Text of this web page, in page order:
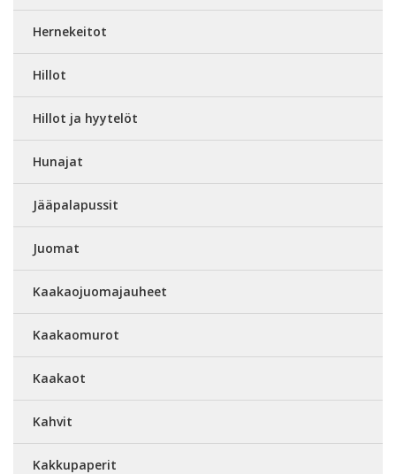
Hernekeitot
Hillot
Hillot ja hyytelöt
Hunajat
Jääpalapussit
Juomat
Kaakaojuomajauheet
Kaakaomurot
Kaakaot
Kahvit
Kakkupaperit